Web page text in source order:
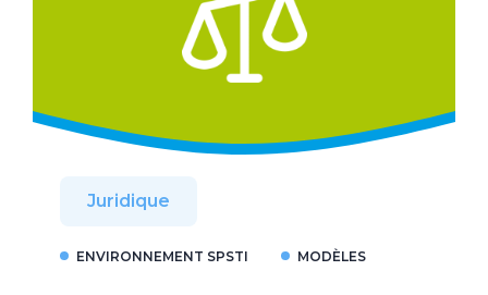
Juridique
ENVIRONNEMENT SPSTI MODÈLES